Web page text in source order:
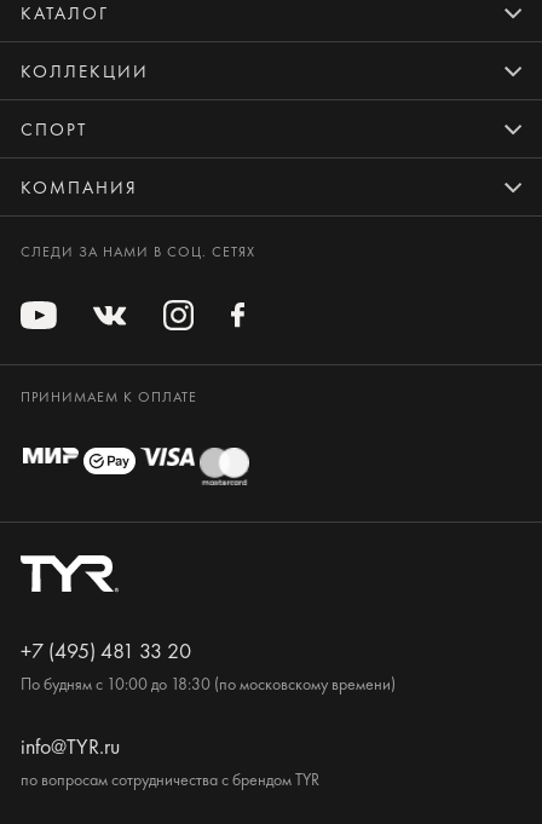
КАТАЛОГ
КОЛЛЕКЦИИ
СПОРТ
КОМПАНИЯ
СЛЕДИ ЗА НАМИ В СОЦ. СЕТЯХ
ПРИНИМАЕМ К ОПЛАТЕ
+7 (495) 481 33 20
По будням с 10:00 до 18:30 (по московскому времени)
info@TYR.ru
по вопросам сотрудничества с брендом TYR